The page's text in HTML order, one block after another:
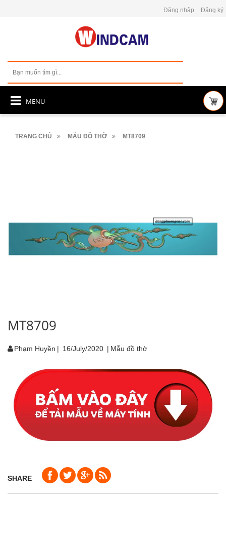
Đăng nhập Đăng ký
MENU
TRANG CHỦ MẪU ĐỒ THỜ MT8709
MT8709
Phạm Huyền | 16/July/2020 | Mẫu đồ thờ
SHARE